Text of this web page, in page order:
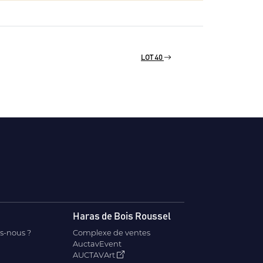
LOT 40
nous ?
Haras de Bois Roussel
Complexe de ventes
AuctavEvent
AUCTAVArt